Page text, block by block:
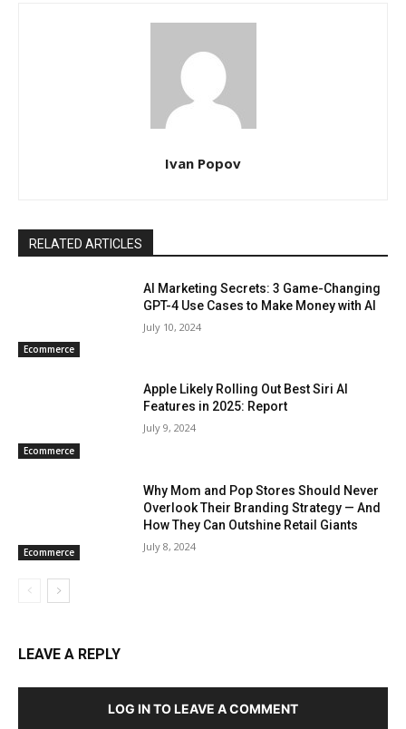
Ivan Popov
RELATED ARTICLES
Ecommerce
AI Marketing Secrets: 3 Game-Changing
GPT-4 Use Cases to Make Money with AI
July 10, 2024
Ecommerce
Apple Likely Rolling Out Best Siri AI
Features in 2025: Report
July 9, 2024
Ecommerce
Why Mom and Pop Stores Should Never
Overlook Their Branding Strategy — And
How They Can Outshine Retail Giants
July 8, 2024
LEAVE A REPLY
LOG IN TO LEAVE A COMMENT